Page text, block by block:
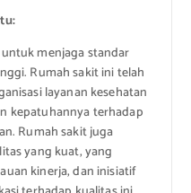
menjaga standar
Rumah sakit ini telah
layanan kesehatan
kepatuhannya terhadap
Rumah sakit juga
yang kuat, yang
kinerja, dan inisiatif